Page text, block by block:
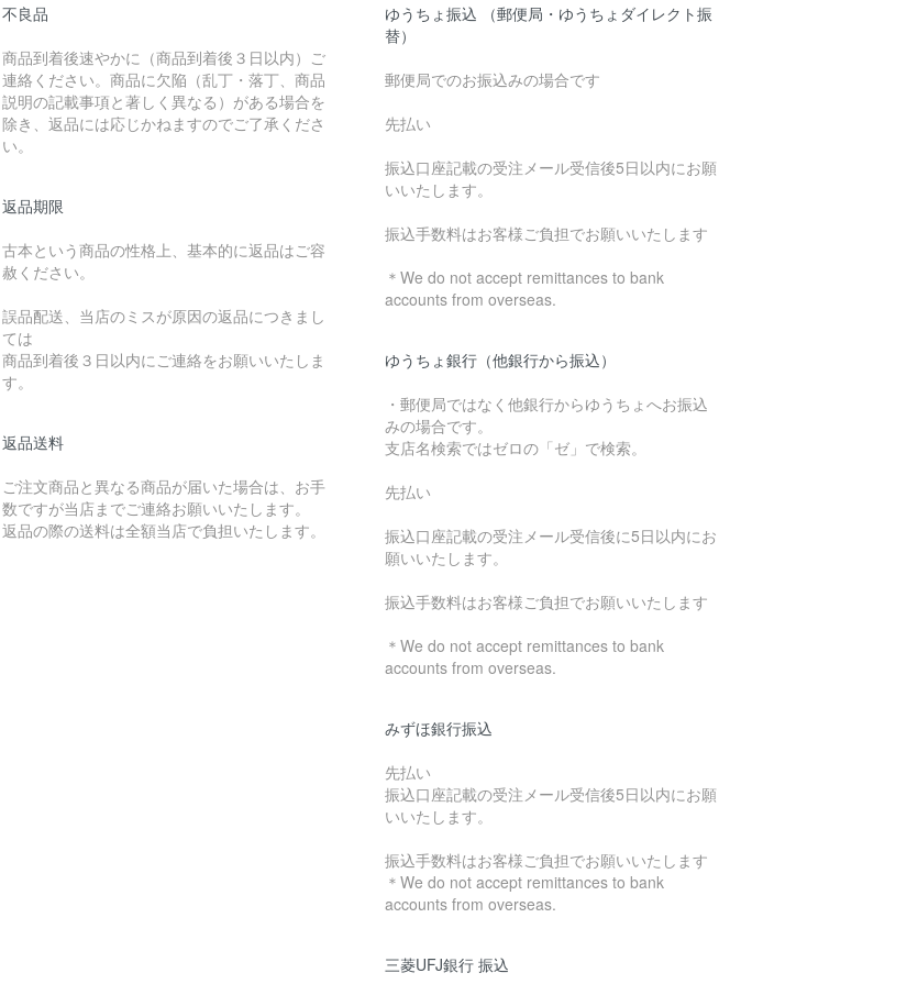
不良品
商品到着後速やかに（商品到着後３日以内）ご
連絡ください。商品に欠陥（乱丁・落丁、商品
説明の記載事項と著しく異なる）がある場合を
除き、返品には応じかねますのでご了承くださ
い。
返品期限
古本という商品の性格上、基本的に返品はご容
赦ください。
誤品配送、当店のミスが原因の返品につきまし
ては
商品到着後３日以内にご連絡をお願いいたしま
す。
返品送料
ご注文商品と異なる商品が届いた場合は、お手
数ですが当店までご連絡お願いいたします。
返品の際の送料は全額当店で負担いたします。
ゆうちょ振込 （郵便局・ゆうちょダイレクト振
替）
郵便局でのお振込みの場合です
先払い
振込口座記載の受注メール受信後5日以内にお願
いいたします。
振込手数料はお客様ご負担でお願いいたします
＊We do not accept remittances to bank
accounts from overseas.
ゆうちょ銀行（他銀行から振込）
・郵便局ではなく他銀行からゆうちょへお振込
みの場合です。
支店名検索ではゼロの「ゼ」で検索。
先払い
振込口座記載の受注メール受信後に5日以内にお
願いいたします。
振込手数料はお客様ご負担でお願いいたします
＊We do not accept remittances to bank
accounts from overseas.
みずほ銀行振込
先払い
振込口座記載の受注メール受信後5日以内にお願
いいたします。
振込手数料はお客様ご負担でお願いいたします
＊We do not accept remittances to bank
accounts from overseas.
三菱UFJ銀行 振込